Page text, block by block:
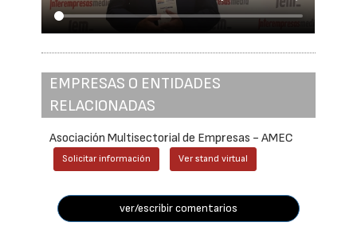
EMPRESAS O ENTIDADES
RELACIONADAS
Asociación Multisectorial de Empresas - AMEC
Solicitar información Ver stand virtual
ver/escribir comentarios